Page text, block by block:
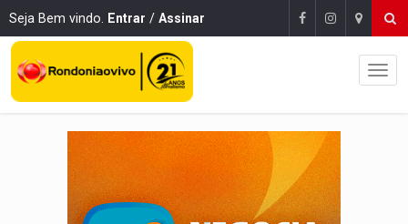
Seja Bem vindo. Entrar / Assinar